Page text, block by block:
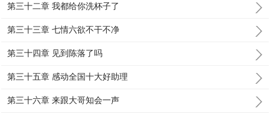
第三十二章 我都给你洗杯子了
第三十三章 七情六欲不干不净
第三十四章 见到陈落了吗
第三十五章 感动全国十大好助理
第三十六章 来跟大哥知会一声